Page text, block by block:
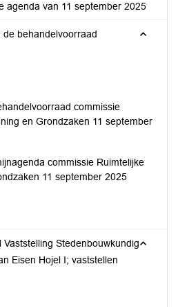
agenda van 11 september 2025
de behandelvoorraad
commissie
en Grondzaken 11 september
commissie Ruimtelijke
11 september 2025
Vaststelling Stedenbouwkundig
Eisen Hojel I; vaststellen